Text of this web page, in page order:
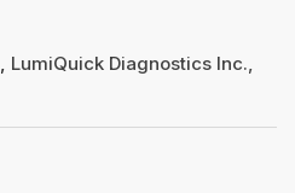
, LumiQuick Diagnostics Inc.,